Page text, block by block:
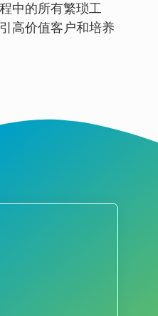
中的所有繁琐工
高价值客户和培养